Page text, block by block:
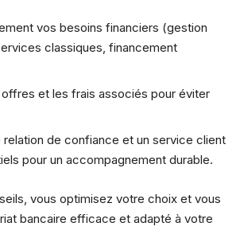
vos besoins financiers (gestion
classiques, financement
et les frais associés pour éviter
relation de confiance et un service client
pour un accompagnement durable.
vous optimisez votre choix et vous
bancaire efficace et adapté à votre